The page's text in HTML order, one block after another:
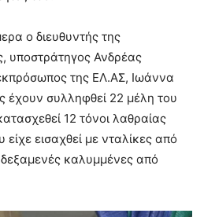
ο διευθυντής της
υποστράτηγος Ανδρέας
της ΕΛ.ΑΣ, Ιωάννα
έχουν συλληφθεί 22 μέλη του
12 τόνοι λαθραίας
εισαχθεί με νταλίκες από
καλυμμένες από